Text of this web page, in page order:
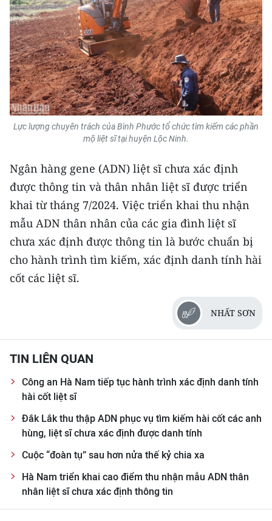
中文
FRANÇAIS
РУССКИЙ
ESPAÑOL
Lực lượng chuyên trách của Bình Phước tổ chức tìm kiếm các phần
mộ liệt sĩ tại huyện Lộc Ninh.
Ngân hàng gene (ADN) liệt sĩ chưa xác định
được thông tin và thân nhân liệt sĩ được triển
khai từ tháng 7/2024. Việc triển khai thu nhận
mẫu ADN thân nhân của các gia đình liệt sĩ
chưa xác định được thông tin là bước chuẩn bị
cho hành trình tìm kiếm, xác định danh tính hài
cốt các liệt sĩ.
NHẤT SƠN
TIN LIÊN QUAN
Công an Hà Nam tiếp tục hành trình xác định danh tính
hài cốt liệt sĩ
Đắk Lắk thu thập ADN phục vụ tìm kiếm hài cốt các anh
hùng, liệt sĩ chưa xác định được danh tính
Cuộc “đoàn tụ” sau hơn nửa thế kỷ chia xa
Hà Nam triển khai cao điểm thu nhận mẫu ADN thân
nhân liệt sĩ chưa xác định thông tin